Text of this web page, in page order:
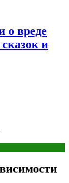
о вреде
и